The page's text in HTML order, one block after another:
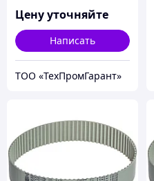
Цену уточняйте
Написать
ТОО «ТехПромГарант»